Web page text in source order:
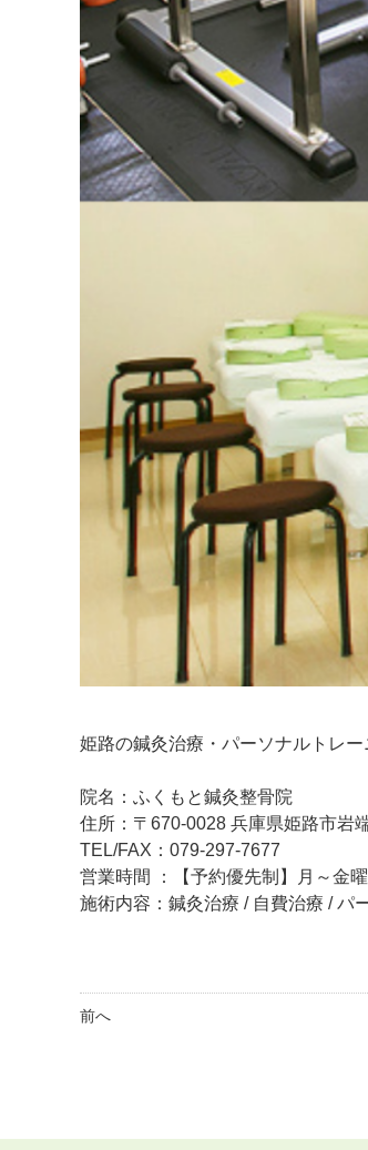
姫路の鍼灸治療・パーソナルトレ
院名：ふくもと鍼灸整骨院
住所：〒670-0028 兵庫県姫路市岩
TEL/FAX：079-297-7677
営業時間 ：【予約優先制】月～金
施術内容：鍼灸治療 / 自費治療 / パ
前へ